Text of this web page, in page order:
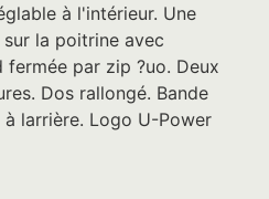
à l'intérieur. Une
la poitrine avec
fermée par zip ?uo. Deux
Dos rallongé. Bande
larrière. Logo U-Power